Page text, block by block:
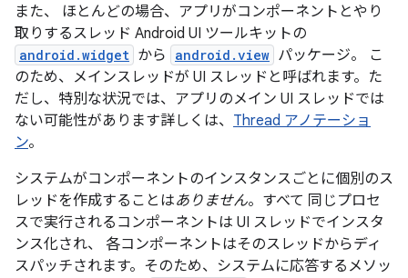
また、 ほとんどの場合、アプリがコンポーネントとやり
取りするスレッド Android UI ツールキットの
android.widget から android.view パッケージ。 こ
のため、メインスレッドが UI スレッドと呼ばれます。た
だし、特別な状況では、アプリのメイン UI スレッドでは
ない可能性があります詳しくは、 Thread アノテーショ
ン。
システムがコンポーネントのインスタンスごとに個別のス
レッドを作成することはありません。すべて 同じプロセ
スで実行されるコンポーネントは UI スレッドでインスタ
ンス化され、 各コンポーネントはそのスレッドからディ
スパッチされます。そのため、システムに応答するメソッ